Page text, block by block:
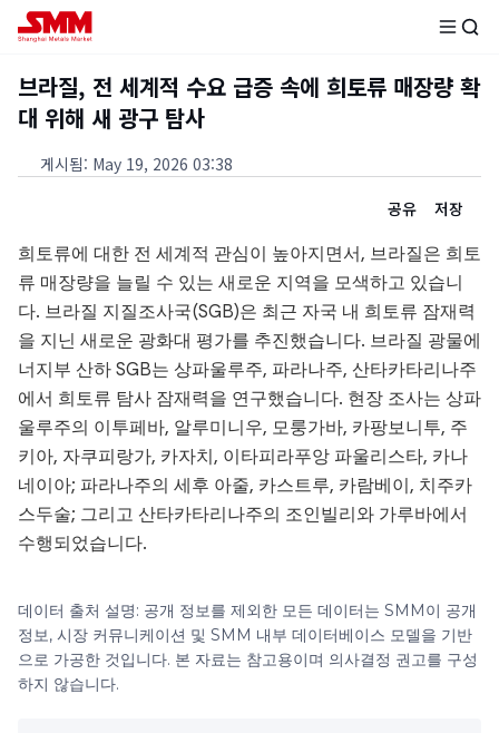
브라질, 전 세계적 수요 급증 속에 희토류 매장량 확
대 위해 새 광구 탐사
게시됨: May 19, 2026 03:38
공유
저장
희토류에 대한 전 세계적 관심이 높아지면서, 브라질은 희토
류 매장량을 늘릴 수 있는 새로운 지역을 모색하고 있습니
다. 브라질 지질조사국(SGB)은 최근 자국 내 희토류 잠재력
을 지닌 새로운 광화대 평가를 추진했습니다. 브라질 광물에
너지부 산하 SGB는 상파울루주, 파라나주, 산타카타리나주
에서 희토류 탐사 잠재력을 연구했습니다. 현장 조사는 상파
울루주의 이투페바, 알루미니우, 모룽가바, 카팡보니투, 주
키아, 자쿠피랑가, 카자치, 이타피라푸앙 파울리스타, 카나
네이아; 파라나주의 세후 아줄, 카스트루, 카람베이, 치주카
스두술; 그리고 산타카타리나주의 조인빌리와 가루바에서
수행되었습니다.
데이터 출처 설명: 공개 정보를 제외한 모든 데이터는 SMM이 공개
정보, 시장 커뮤니케이션 및 SMM 내부 데이터베이스 모델을 기반
으로 가공한 것입니다. 본 자료는 참고용이며 의사결정 권고를 구성
하지 않습니다.